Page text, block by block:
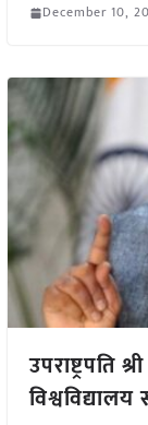
December 10,
उपराष्ट्रपति